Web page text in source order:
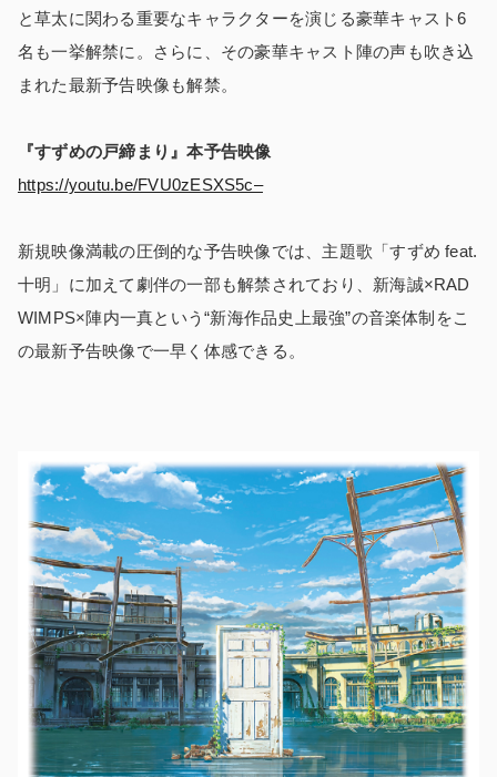
と草太に関わる重要なキャラクターを演じる豪華キャスト6
名も一挙解禁に。さらに、その豪華キャスト陣の声も吹き込
まれた最新予告映像も解禁。
『すずめの戸締まり』本予告映像
https://youtu.be/FVU0zESXS5c–
新規映像満載の圧倒的な予告映像では、主題歌「すずめ feat.
十明」に加えて劇伴の一部も解禁されており、新海誠×RAD
WIMPS×陣内一真という“新海作品史上最強”の音楽体制をこ
の最新予告映像で一早く体感できる。